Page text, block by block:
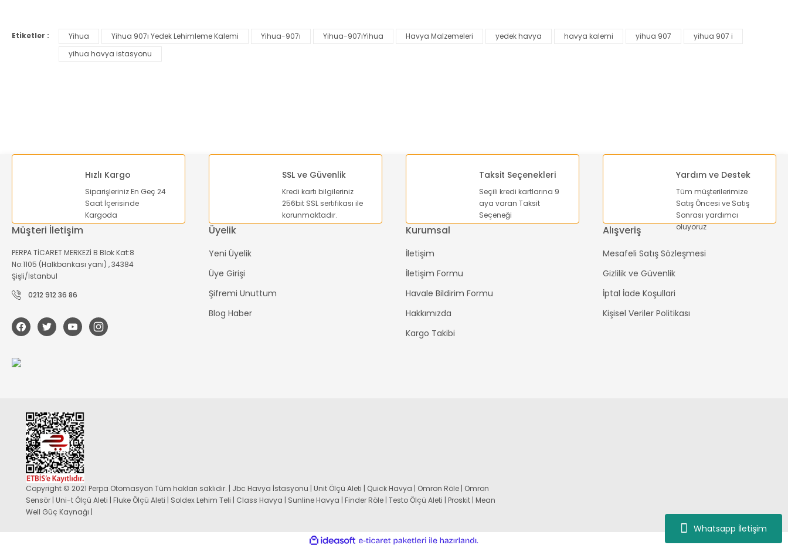
Whatsapp İletişim
Ürün resmi kalitesiz, bozuk veya görüntülenemiyor.
Ürün açıklamasında eksik bilgiler bulunuyor.
Etiketler : Yihua Yihua 907ı Yedek Lehimleme Kalemi Yihua-907ı Yihua-907ıYihua Havya Malzemeleri yedek havya havya kalemi yihua 907
yihua 907 i
yihua havya istasyonu
Hızlı Kargo
Siparişleriniz En Geç 24
Saat İçerisinde
Kargoda
SSL ve Güvenlik
Kredi kartı bilgileriniz
256bit SSL sertifikası ile
korunmaktadır.
Taksit Seçenekleri
Seçili kredi kartlarına 9
aya varan Taksit
Seçeneği
Yardım ve Destek
Tüm müşterilerimize
Satış Öncesi ve Satış
Sonrası yardımcı
oluyoruz
Müşteri İletişim
PERPA TİCARET MERKEZİ B Blok Kat:8
No:1105 (Halkbankası yanı) , 34384
Şişli/İstanbul
0212 912 36 86
Üyelik
Yeni Üyelik
Üye Girişi
Şifremi Unuttum
Blog Haber
Kurumsal
İletişim
İletişim Formu
Havale Bildirim Formu
Hakkımızda
Kargo Takibi
Alışveriş
Mesafeli Satış Sözleşmesi
Gizlilik ve Güvenlik
İptal İade Koşullari
Kişisel Veriler Politikası
Copyright © 2021 Perpa Otomasyon Tüm hakları saklıdır. | Jbc Havya İstasyonu | Unit Ölçü Aleti | Quick Havya | Omron Röle | Omron
Sensör | Uni-t Ölçü Aleti | Fluke Ölçü Aleti | Soldex Lehim Teli | Class Havya | Sunline Havya | Finder Röle | Testo Ölçü Aleti | Proskit | Mean
Well Güç Kaynağı |
ideasoft e-